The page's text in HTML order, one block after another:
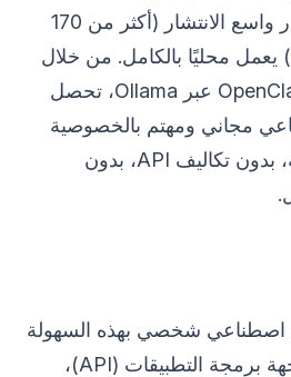
اصطناعي مفتوح المصدر واسع الانتشار (أكثر من 170
ألف نجمة على GitHub) يعمل محليًا بالكامل. من خلال
دمج DeepSeek مع OpenClaw عبر Ollama، تحصل
مجاني ومهتم بالخصوصية
ينافس البدائل المدفوعة، بدون تكاليف API، بدون
اصطناعي شخصي بهذه السهولة
من قبل. بين تكاليف واجهة برمجة التطبيقات (API)،